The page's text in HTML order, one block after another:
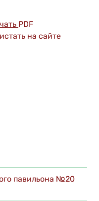
PDF
на сайте
павильона №20